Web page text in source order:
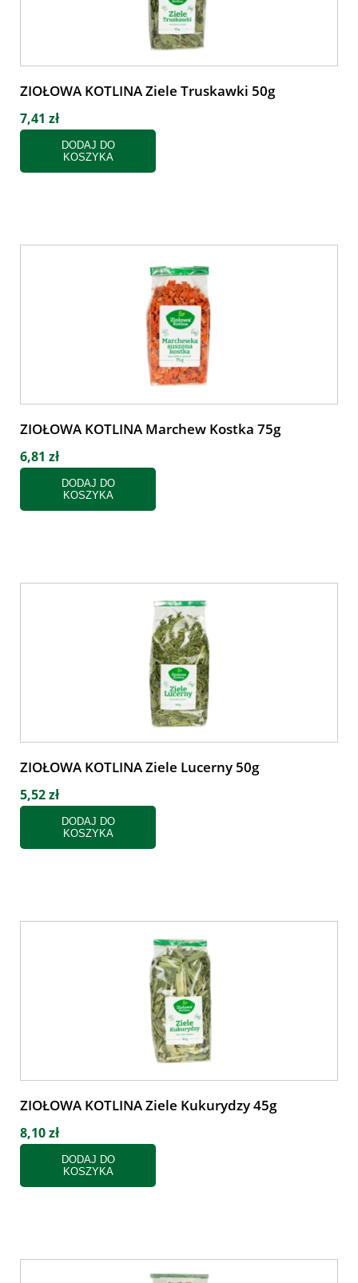
ZIOŁOWA KOTLINA Ziele Truskawki 50g
7,41 zł
DODAJ DO
KOSZYKA
ZIOŁOWA KOTLINA Marchew Kostka 75g
6,81 zł
DODAJ DO
KOSZYKA
ZIOŁOWA KOTLINA Ziele Lucerny 50g
5,52 zł
DODAJ DO
KOSZYKA
ZIOŁOWA KOTLINA Ziele Kukurydzy 45g
8,10 zł
DODAJ DO
KOSZYKA